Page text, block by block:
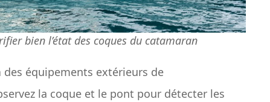
bien l’état des coques du catamaran
des équipements extérieurs de
la coque et le pont pour détecter les